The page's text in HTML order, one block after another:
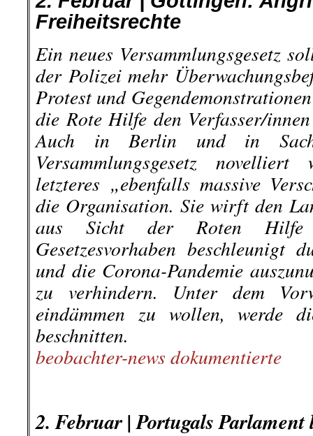
Freiheitsrechte
Ein neues Versammlungsgesetz
der Polizei mehr
Protest und
die Rote Hilfe den Verfasser/
Auch in Berlin und in
Versammlungsgesetz
letzteres „ebenfalls massive
die Organisation. Sie wirft den
aus Sicht der Roten Hilfe
Gesetzesvorhaben beschleunigt
und die Corona-Pandemie
zu verhindern. Unter dem
eindämmen zu wollen, werde
beschnitten.
beobachter-news dokumentierte
2. Februar |Portugals